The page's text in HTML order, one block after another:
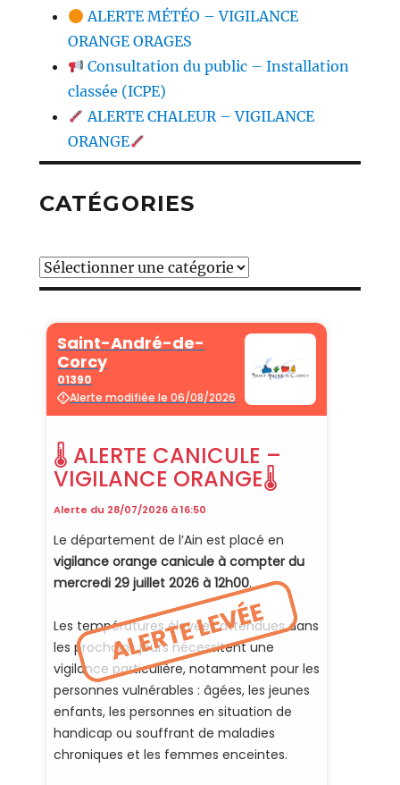
ALERTE MÉTÉO – VIGILANCE
ORANGE ORAGES
Consultation du public – Installation
classée (ICPE)
ALERTE CHALEUR – VIGILANCE
ORANGE
CATÉGORIES
Catégories